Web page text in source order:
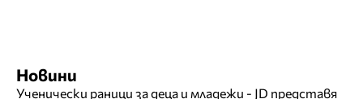
Новини
Ученически раници за деца и младежи - JD представя